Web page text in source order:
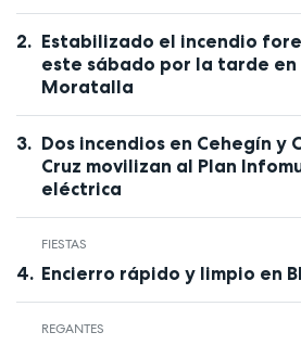
Estabilizado el incendio
este sábado por la tarde en
Moratalla
Dos incendios en Cehegín y
Cruz movilizan al Plan
eléctrica
FIESTAS
Encierro rápido y limpio en
REGANTES